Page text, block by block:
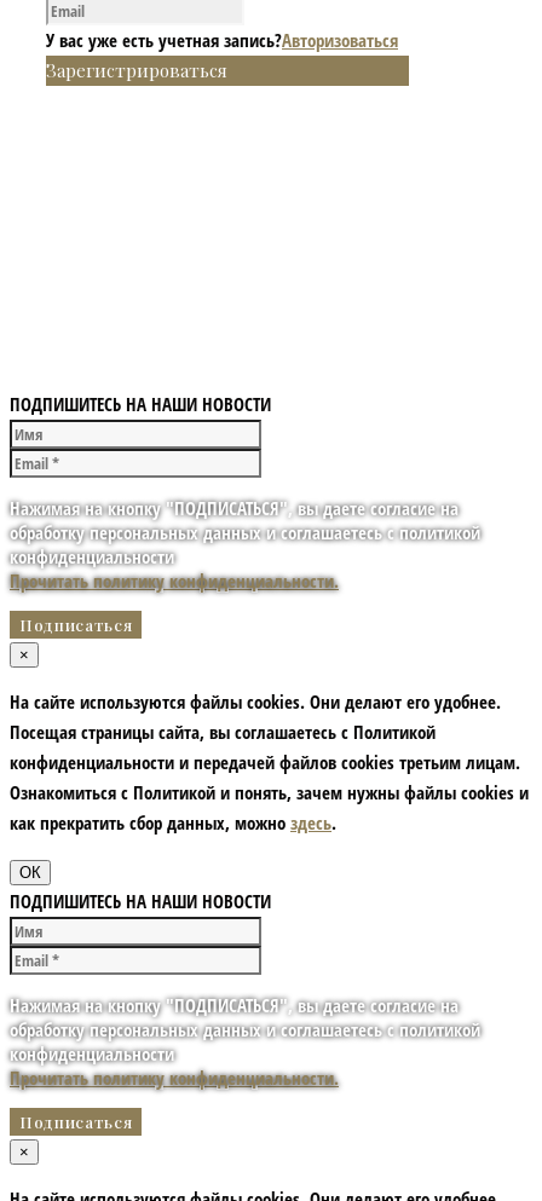
У вас уже есть учетная запись?Авторизоваться
Зарегистрироваться
ПОДПИШИТЕСЬ НА НАШИ НОВОСТИ
Нажимая на кнопку "ПОДПИСАТЬСЯ", вы даете согласие на
обработку персональных данных и соглашаетесь с политикой
конфиденциальности
Прочитать политику конфиденциальности.
×
На сайте используются файлы cookies. Они делают его удобнее.
Посещая страницы сайта, вы соглашаетесь с Политикой
конфиденциальности и передачей файлов cookies третьим лицам.
Ознакомиться с Политикой и понять, зачем нужны файлы сookies и
как прекратить сбор данных, можно здесь.
ОК
ПОДПИШИТЕСЬ НА НАШИ НОВОСТИ
Нажимая на кнопку "ПОДПИСАТЬСЯ", вы даете согласие на
обработку персональных данных и соглашаетесь с политикой
конфиденциальности
Прочитать политику конфиденциальности.
×